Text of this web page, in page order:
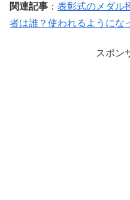
関連記事 ： 表彰式のメダル
者は誰？使われるようにな
スポン